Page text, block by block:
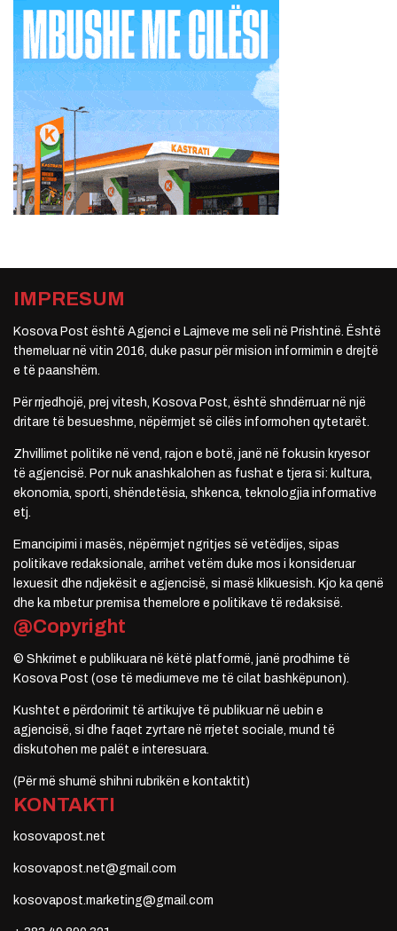
IMPRESUM
Kosova Post është Agjenci e Lajmeve me seli në Prishtinë. Është
themeluar në vitin 2016, duke pasur për mision informimin e drejtë
e të paanshëm.
Për rrjedhojë, prej vitesh, Kosova Post, është shndërruar në një
dritare të besueshme, nëpërmjet së cilës informohen qytetarët.
Zhvillimet politike në vend, rajon e botë, janë në fokusin kryesor
të agjencisë. Por nuk anashkalohen as fushat e tjera si: kultura,
ekonomia, sporti, shëndetësia, shkenca, teknologjia informative
etj.
Emancipimi i masës, nëpërmjet ngritjes së vetëdijes, sipas
politikave redaksionale, arrihet vetëm duke mos i konsideruar
lexuesit dhe ndjekësit e agjencisë, si masë klikuesish. Kjo ka qenë
dhe ka mbetur premisa themelore e politikave të redaksisë.
@Copyright
© Shkrimet e publikuara në këtë platformë, janë prodhime të
Kosova Post (ose të mediumeve me të cilat bashkëpunon).
Kushtet e përdorimit të artikujve të publikuar në uebin e
agjencisë, si dhe faqet zyrtare në rrjetet sociale, mund të
diskutohen me palët e interesuara.
(Për më shumë shihni rubrikën e kontaktit)
KONTAKTI
kosovapost.net
kosovapost.net@gmail.com
kosovapost.marketing@gmail.com